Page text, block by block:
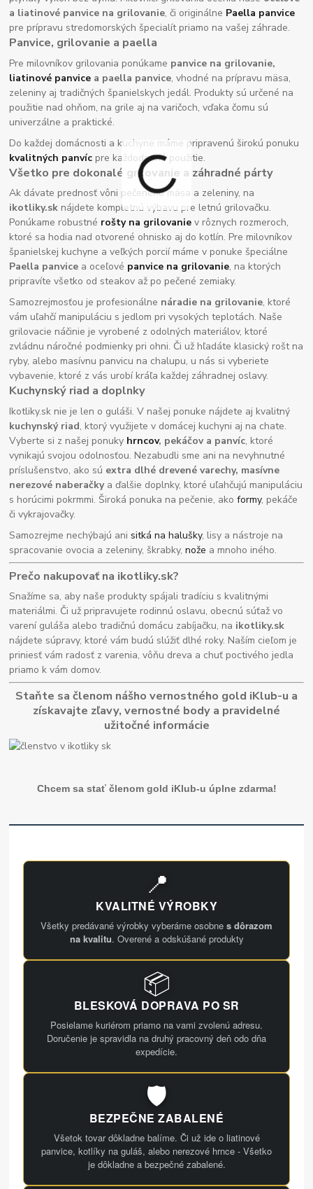
a liatinové panvice na grilovanie, či originálne Paella panvice
pre prípravu stredomorských špecialít priamo na vašej záhrade.
Panvice, grilovanie a paella
Pre milovníkov grilovania ponúkame panvice na grilovanie,
liatinové panvice a paella panvice, vhodné na prípravu mäsa,
zeleniny aj tradičných španielskych jedál. Produkty sú určené na
použitie nad ohňom, na grile aj na varičoch, vďaka čomu sú
univerzálne a praktické.
Do každej domácnosti a kuchyne máme pripravenú širokú ponuku
kvalitných panvíc pre každodenné použitie.
Všetko pre dokonalé grilovanie a záhradné párty
Ak dávate prednosť vôni pečeného mäsa a zeleniny, na
ikotliky.sk nájdete kompletnú výbavu pre letnú grilovačku.
Ponúkame robustné rošty na grilovanie v rôznych rozmeroch,
ktoré sa hodia nad otvorené ohnisko aj do kotlín. Pre milovníkov
španielskej kuchyne a veľkých porcií máme v ponuke špeciálne
Paella panvice a oceľové panvice na grilovanie, na ktorých
pripravíte všetko od steakov až po pečené zemiaky.
Samozrejmosťou je profesionálne náradie na grilovanie, ktoré
vám uľahčí manipuláciu s jedlom pri vysokých teplotách. Naše
grilovacie náčinie je vyrobené z odolných materiálov, ktoré
zvládnu náročné podmienky pri ohni. Či už hľadáte klasický rošt na
ryby, alebo masívnu panvicu na chalupu, u nás si vyberiete
vybavenie, ktoré z vás urobí kráľa každej záhradnej oslavy.
Kuchynský riad a doplnky
Ikotliky.sk nie je len o guláši. V našej ponuke nájdete aj kvalitný
kuchynský riad, ktorý využijete v domácej kuchyni aj na chate.
Vyberte si z našej ponuky hrncov, pekáčov a panvíc, ktoré
vynikajú svojou odolnosťou. Nezabudli sme ani na nevyhnutné
príslušenstvo, ako sú extra dlhé drevené varechy, masívne
nerezové naberačkya ďalšie doplnky, ktoré uľahčujú manipuláciu
s horúcimi pokrmmi. Široká ponuka na pečenie, akoformy, pekáče
či vykrajovačky.
Samozrejme nechýbajú anisitká na halušky, lisy a nástroje na
spracovanie ovocia a zeleniny, škrabky,nože a mnoho iného.
Prečo nakupovať na ikotliky.sk?
Snažíme sa, aby naše produkty spájali tradíciu s kvalitnými
materiálmi. Či už pripravujete rodinnú oslavu, obecnú súťaž vo
varení guláša alebo tradičnú domácu zabíjačku, na ikotliky.sk
nájdete súpravy, ktoré vám budú slúžiť dlhé roky. Naším cieľom je
priniesť vám radosť z varenia, vôňu dreva a chuť poctivého jedla
priamo k vám domov.
Staňte sa členom nášho vernostného gold iKlub-u a
získavajte zľavy, vernostné body a pravidelné
užitočné informácie
Chcem sa stať členom gold iKlub-u úplne zdarma!
📍
KVALITNÉ VÝROBKY
Všetky predávané výrobky vyberáme osobne s dôrazom
na kvalitu. Overené a odskúšané produkty
📦
BLESKOVÁ DOPRAVA PO SR
Posielame kuriérom priamo na vami zvolenú adresu.
Doručenie je spravidla na druhý pracovný deň odo dňa
expedície.
🛡️
BEZPEČNE ZABALENÉ
Všetok tovar dôkladne balíme. Či už ide o liatinové
panvice, kotlíky na guláš, alebo nerezové hrnce - Všetko
je dôkladne a bezpečné zabalené.